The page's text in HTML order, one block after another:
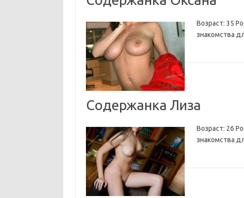
Возраст: 35
знакомства
Содержанка Лиза
Возраст: 26
знакомства